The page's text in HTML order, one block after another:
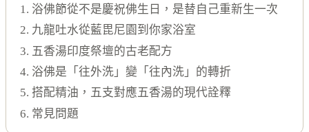
1. 浴佛節從不是慶祝佛生日，是替自己重新生一次
2. 九龍吐水從藍毘尼園到你家浴室
3. 五香湯印度祭壇的古老配方
4. 浴佛是「往外洗」變「往內洗」的轉折
5. 搭配精油，五支對應五香湯的現代詮釋
6. 常見問題